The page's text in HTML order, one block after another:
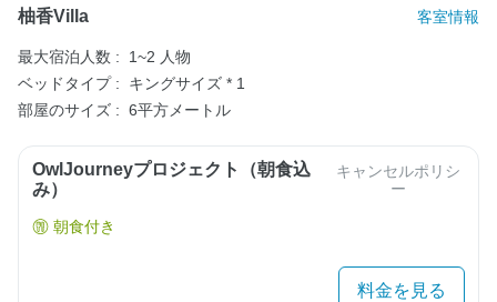
柚香Villa 客室情報
最大宿泊人数 :
1~2 人物
ベッドタイプ :
キングサイズ * 1
部屋のサイズ : 6平方メートル
OwlJourneyプロジェクト（朝食込
み）
キャンセルポリシ
ー
朝食付き
料金を見る